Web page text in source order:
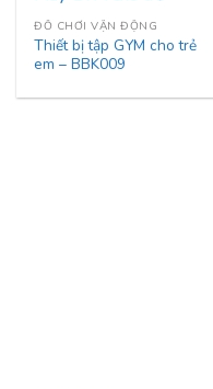
ĐỒ CHƠI VẬN ĐỘNG
Thiết bị tập GYM cho trẻ
em – BBK009